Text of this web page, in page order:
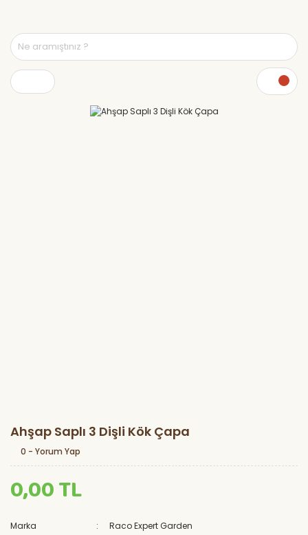
Ahşap Saplı 3 Dişli Kök Çapa
0 - Yorum Yap
0,00 TL
Marka Raco Expert Garden